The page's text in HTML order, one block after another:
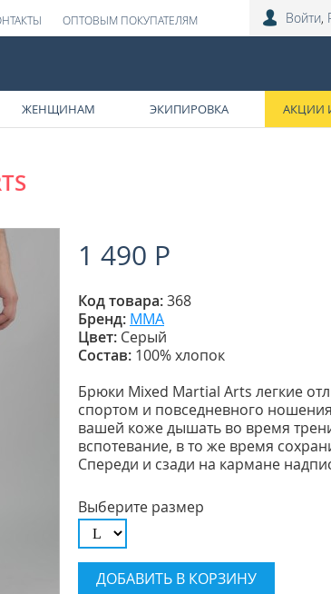
ОПТОВЫМ ПОКУПАТЕЛЯМ Войти,
ЖЕНЩИНАМ ЭКИПИРОВКА АКЦИИ
1 490 Р
Код товара:368
Бренд: ММА
Цвет: Серый
Состав: 100% хлопок
Брюки Mixed Martial Arts легкие
спортом и повседневного
вашей коже дышать во время
вспотевание, в то же время
Спереди и сзади на кармане
Выберите размер